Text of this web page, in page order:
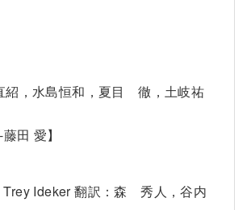
紹，水島恒和，夏目 徹，土岐祐
田 愛】
Ideker 翻訳：森 秀人，谷内